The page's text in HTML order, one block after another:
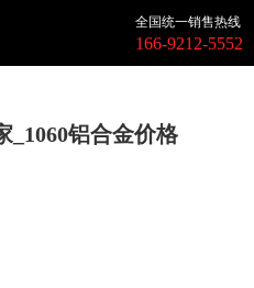
全国统一销售热线
166-9212-5552
_1060铝合金价格